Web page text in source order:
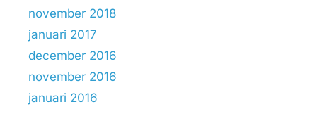
november 2018
januari 2017
december 2016
november 2016
januari 2016